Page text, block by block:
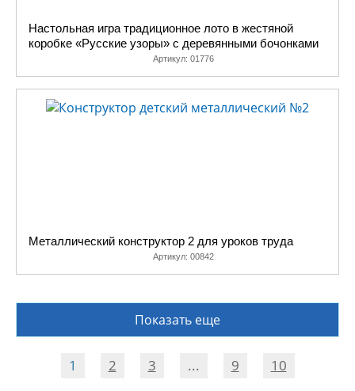
Настольная игра традиционное лото в жестяной
коробке «Русские узоры» с деревянными бочонками
Артикул: 01776
Металлический конструктор 2 для уроков труда
Артикул: 00842
Показать еще
1 2 3 ... 9 10